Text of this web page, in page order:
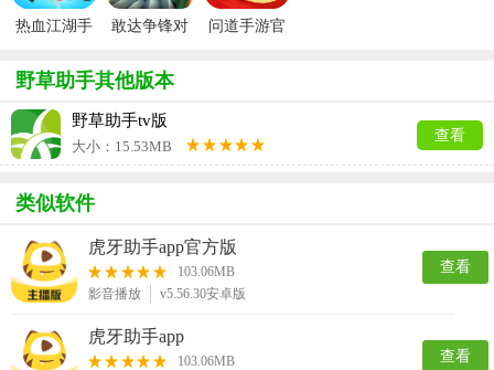
热血江湖手
敢达争锋对
问道手游官
野草助手其他版本
野草助手tv版
大小：15.53MB
查看
类似软件
虎牙助手app官方版
103.06MB
影音播放
v5.56.30安卓版
查看
虎牙助手app
103.06MB
查看